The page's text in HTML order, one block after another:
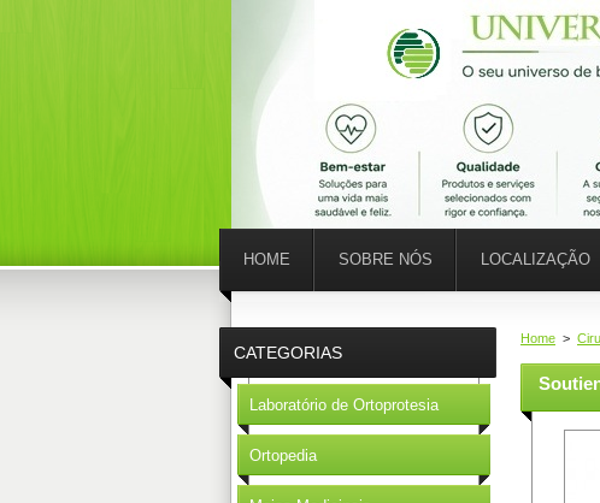
Home >
CATEGORIAS
Laboratório de Ortoprotesia
Ortopedia
HOME SOBRE NÓS LOCALIZAÇÃO